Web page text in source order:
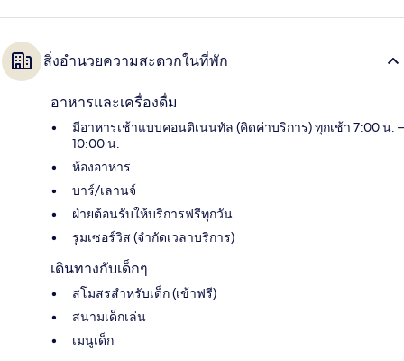
สิ่งอำนวยความสะดวกในที่พัก
อาหารและเครื่องดื่ม
มีอาหารเช้าแบบคอนติเนนทัล (คิดค่าบริการ) ทุกเช้า 7:00 น. –
10:00 น.
ห้องอาหาร
บาร์/เลานจ์
ฝ่ายต้อนรับให้บริการฟรีทุกวัน
รูมเซอร์วิส (จำกัดเวลาบริการ)
เดินทางกับเด็กๆ
สโมสรสำหรับเด็ก (เข้าฟรี)
สนามเด็กเล่น
เมนูเด็ก